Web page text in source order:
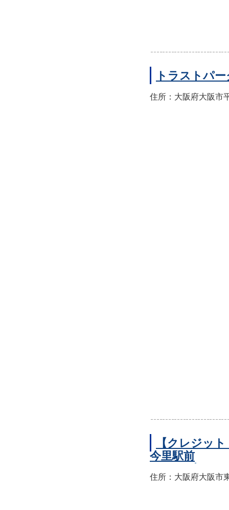
トラストパ
住所：大阪府大阪市
【クレジッ
今里駅前
住所：大阪府大阪市